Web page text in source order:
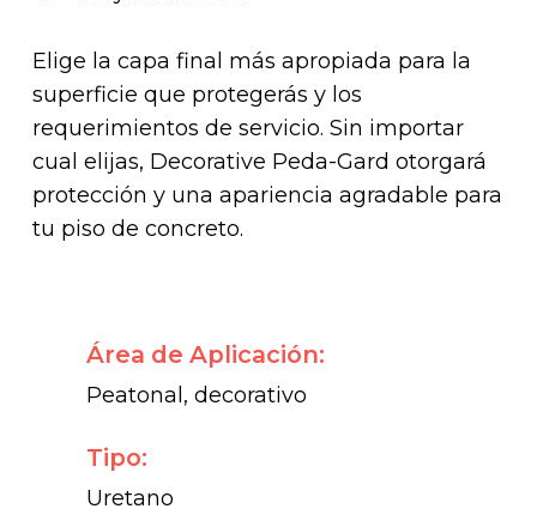
Elige la capa final más apropiada para la
superficie que protegerás y los
requerimientos de servicio. Sin importar
cual elijas, Decorative Peda-Gard otorgará
protección y una apariencia agradable para
tu piso de concreto.
Área de Aplicación:
Peatonal, decorativo
Tipo:
Uretano